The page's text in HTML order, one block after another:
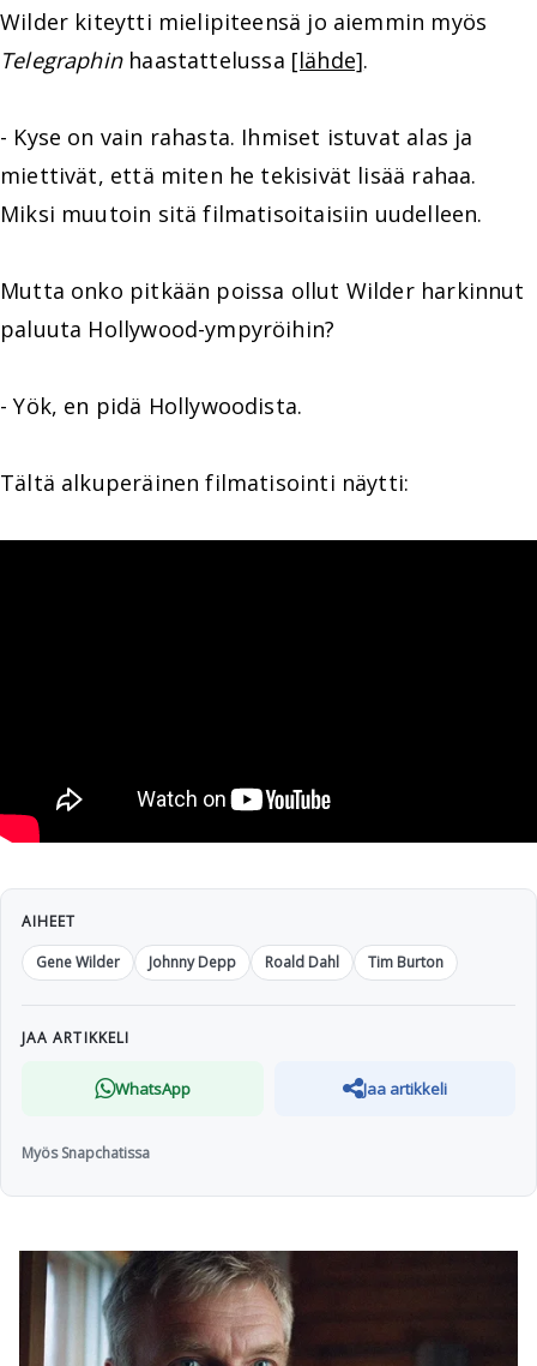
Wilder kiteytti mielipiteensä jo aiemmin myös
Telegraphinhaastattelussa [lähde].
- Kyse on vain rahasta. Ihmiset istuvat alas ja
miettivät, että miten he tekisivät lisää rahaa.
Miksi muutoin sitä filmatisoitaisiin uudelleen.
Mutta onko pitkään poissa ollut Wilder harkinnut
paluuta Hollywood-ympyröihin?
- Yök, en pidä Hollywoodista.
Tältä alkuperäinen filmatisointi näytti:
AIHEET
Gene Wilder
Johnny Depp Roald Dahl Tim Burton
JAA ARTIKKELI
WhatsApp Jaa artikkeli
Myös Snapchatissa